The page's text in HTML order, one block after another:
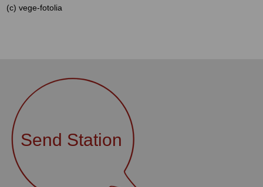
(c) vege-fotolia
Send Station